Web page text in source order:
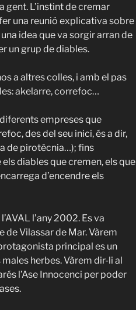
L’instint de cremar
una reunió explicativa sobre
idea que va sorgir arran de
un grup de diables.
a altres colles, i amb el pas
akelarre, correfoc…
empreses que
des del seu inici, és a dir,
de pirotècnia…); fins
diables que cremen, els que
d’encendre els
l’any 2002. Es va
Vilassar de Mar. Vàrem
principal es un
herbes. Vàrem dir-li al
l’Ase Innocenci per poder